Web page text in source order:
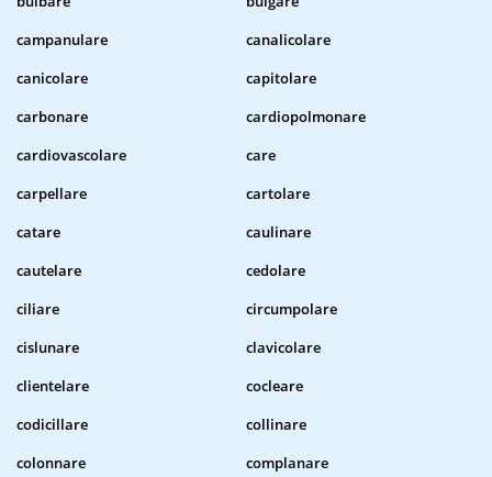
campanulare
canalicolare
canicolare
capitolare
carbonare
cardiopolmonare
cardiovascolare
care
carpellare
cartolare
catare
caulinare
cautelare
cedolare
ciliare
circumpolare
cislunare
clavicolare
clientelare
cocleare
codicillare
collinare
colonnare
complanare